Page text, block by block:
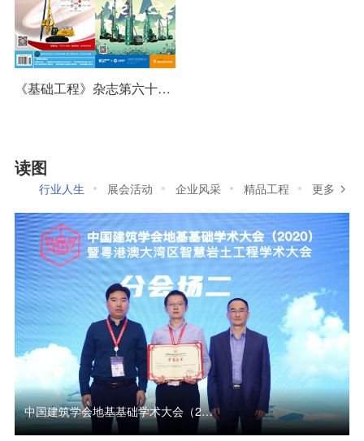
《基础工程》杂志第六十九期
读图
行业人生 展会活动 企业风采 精品工程 更多
中国建筑学会地基基础学术大会（2020）分会场演讲专家(2)